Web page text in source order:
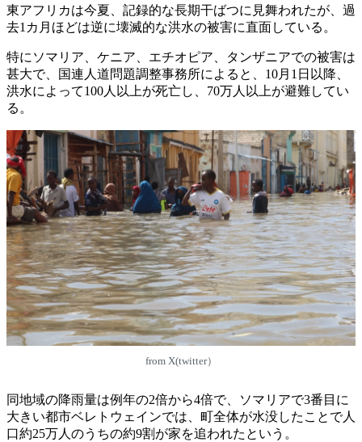
東アフリカは今夏、記録的な長期干ばつに見舞われたが、過
去1カ月ほどは逆に壊滅的な洪水の被害に直面している。
特にソマリア、ケニア、エチオピア、タンザニアでの被害は
甚大で、国連人道問題調整事務所によると、10月1日以降、
洪水によって100人以上が死亡し、70万人以上が避難してい
る。
from X(twitter）
同地域の降雨量は例年の2倍から4倍で、ソマリアで3番目に
大きい都市ベレトウェインでは、町全体が水没したことで人
口約25万人のうちの約9割が家を追われたという。